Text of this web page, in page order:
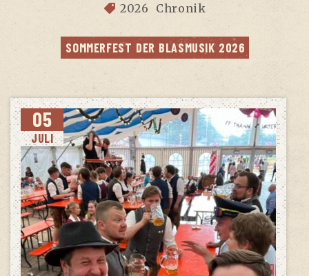
2026 Chronik
SOM­MER­FEST DER BLAS­MU­SIK 2026
05
JULI